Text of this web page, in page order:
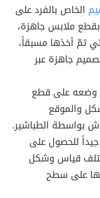
الخاص بالفرد على
ملابس جاهزة،
تمّ أخذها مسبقاً،
جاهزة عبر
وضعه على قطع
والموقع
بواسطة الطباشير.
للحصول على
قياس وشكل
على سطح